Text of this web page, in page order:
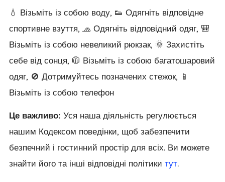
💧 Візьміть із собою воду, 👟 Одягніть відповідне
спортивне взуття, 🧢 Одягніть відповідний одяг, 🎒
Візьміть із собою невеликий рюкзак, 🌞 Захистіть
себе від сонця, 🧥 Візьміть із собою багатошаровий
одяг, 🚫 Дотримуйтесь позначених стежок, 📱
Візьміть із собою телефон
Це важливо: Уся наша діяльність регулюється
нашим Кодексом поведінки, щоб забезпечити
безпечний і гостинний простір для всіх. Ви можете
знайти його та інші відповідні політики тут.